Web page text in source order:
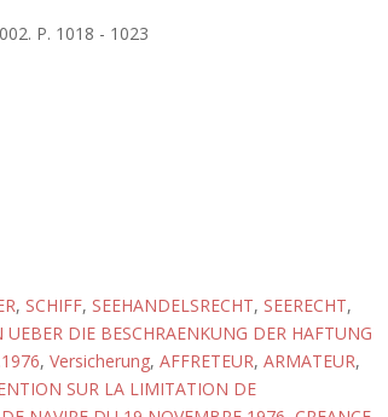
P. 1018 - 1023
, SCHIFF, SEEHANDELSRECHT, SEERECHT,
DIE BESCHRAENKUNG DER HAFTUNG
, Versicherung, AFFRETEUR, ARMATEUR,
SUR LA LIMITATION DE